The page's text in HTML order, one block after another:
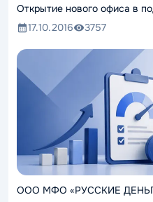
Открытие нового офиса в
17.10.2016
3757
ООО МФО «РУССКИЕ